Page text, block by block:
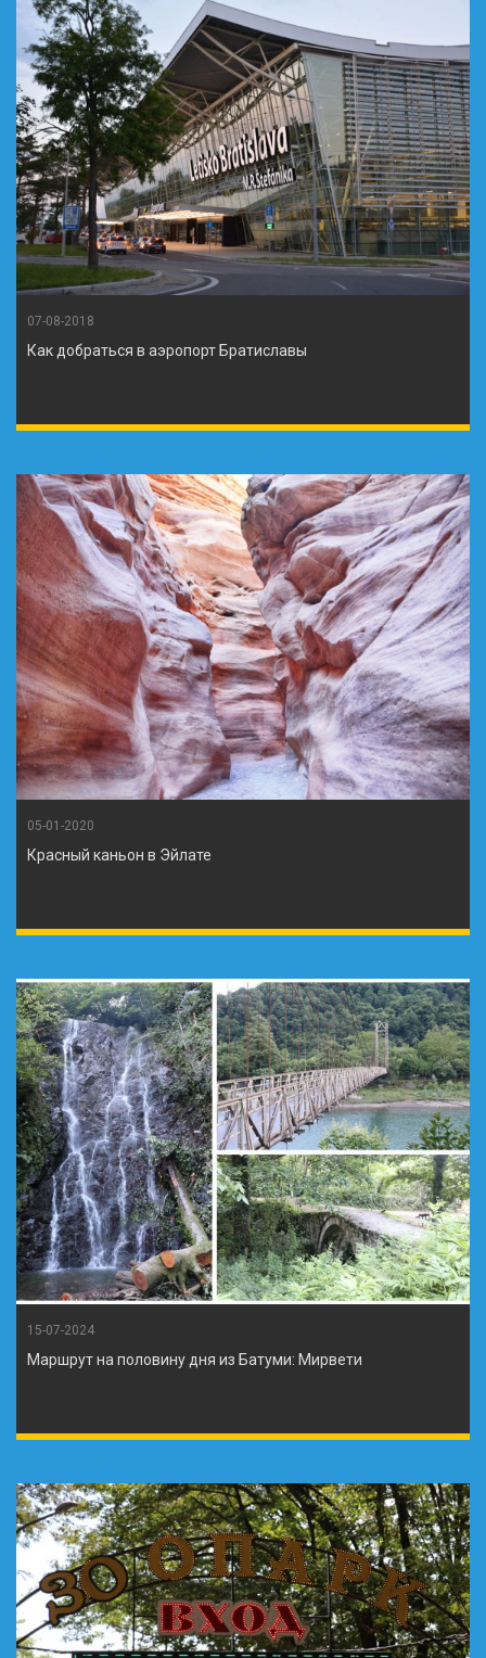
07-08-2018
Как добраться в аэропорт Братиславы
05-01-2020
Красный каньон в Эйлате
15-07-2024
Маршрут на половину дня из Батуми: Мирвети